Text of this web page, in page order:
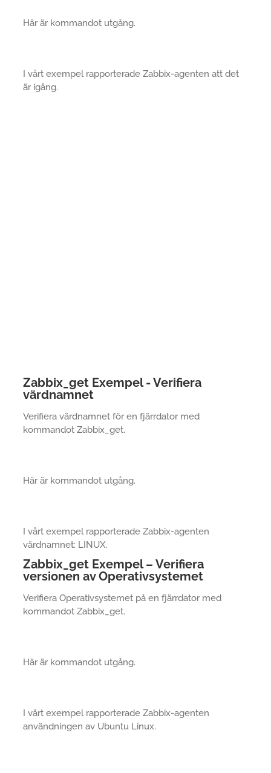
Här är kommandot utgång.
I vårt exempel rapporterade Zabbix-agenten att det
är igång.
Zabbix_get Exempel - Verifiera
värdnamnet
Verifiera värdnamnet för en fjärrdator med
kommandot Zabbix_get.
Här är kommandot utgång.
I vårt exempel rapporterade Zabbix-agenten
värdnamnet: LINUX.
Zabbix_get Exempel – Verifiera
versionen av Operativsystemet
Verifiera Operativsystemet på en fjärrdator med
kommandot Zabbix_get.
Här är kommandot utgång.
I vårt exempel rapporterade Zabbix-agenten
användningen av Ubuntu Linux.